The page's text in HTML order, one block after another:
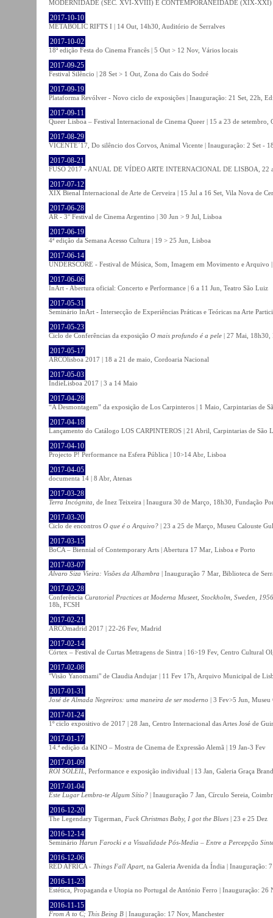
MODERNIDADE (SÉC. XVI-XVIII) E CONTEMPORANEIDADE (XIX-XXI)
2017-10-10
METABOLIC RIFTS I | 14 Out, 14h30, Auditório de Serralves
2017-10-02
18ª edição Festa do Cinema Francês | 5 Out > 12 Nov, Vários locais
2017-09-25
Festival Silêncio | 28 Set > 1 Out, Zona do Cais do Sodré
2017-09-19
Plataforma Revólver - Novo ciclo de exposições | Inauguração: 21 Set, 22h,
2017-09-11
Queer Lisboa – Festival Internacional de Cinema Queer | 15 a 23 de setembro,
2017-08-29
VICENTE´17, Do silêncio dos Corvos, Animal Vicente | Inauguração: 2 Set -
2017-08-21
FUSO 2017 - ANUAL DE VÍDEO ARTE INTERNACIONAL DE LISBOA, 22
2017-07-12
XIX Bienal Internacional de Arte de Cerveira | 15 Jul a 16 Set, Vila Nova de
2017-06-28
AR - 3° Festival de Cinema Argentino | 30 Jun > 9 Jul, Lisboa
2017-06-19
4ª edição da Semana Acesso Cultura | 19 > 25 Jun, Lisboa
2017-06-14
UNDERSCORE - Festival de Música, Som, Imagem em Movimento e Arquivo
2017-06-06
InArt - Abertura oficial: Concerto e Performance | 6 a 11 Jun, Teatro São Luiz
2017-05-31
Seminário InArt - Intersecção de Experiências Práticas e Teóricas na Arte
2017-05-23
Ciclo de Conferências da exposição O mais profundo é a pele | 27 Mai, 18h30,
2017-05-17
ARCOlisboa 2017 | 18 a 21 de maio, Cordoaria Nacional
2017-05-03
IndieLisboa 2017 | 3 a 14 Maio
2017-04-28
“A Desmontagem” da exposição de Los Carpinteros | 1 Maio, Carpintarias de
2017-04-18
Lançamento do Catálogo LOS CARPINTEROS | 21 Abril, Carpintarias de São
2017-04-10
Projecto P! Performance na Esfera Pública | 10>14 Abr, Lisboa
2017-04-05
documenta 14 | 8 Abr, Atenas
2017-03-28
Terra Incógnita , de Inez Teixeira | Inaugura 30 de Março, 18h30, Fundação
2017-03-20
Ciclo de encontros O que é o Arquivo? | 23 a 25 de Março, Museu Calouste
2017-03-15
BoCA – Biennial of Contemporary Arts | Abertura 17 Mar, Lisboa e Porto
2017-03-07
Álvaro Siza Vieira: Visões da Alhambra | Inauguração 7 Mar, Biblioteca de
2017-02-28
Conferência Curatorial Practices at Moderna Museet, Stockholm, Sweden,
18h, FCSH
2017-02-21
ARCOmadrid 2017 | 22-26 Fev, Madrid
2017-02-14
Córtex – Festival de Curtas Metragens de Sintra | 16>19 Fev, Centro Cultural
2017-02-08
"Visão Yanomami" de Claudia Andujar | 11 Fev 17h, Arquivo Municipal de
2017-01-31
José de Almada Negreiros: uma maneira de ser moderno | 3 Fev>5 Jun,
2017-01-24
1º ciclo expositivo de 2017 | 28 Jan, Centro Internacional das Artes José de
2017-01-17
14.ª edição da KINO – Mostra de Cinema de Expressão Alemã | 19 Jan-3 Fev
2017-01-09
ROI SOLEIL , Performance e exposição individual | 13 Jan, Galeria Graça
2017-01-04
Este Lugar Lembra-te Algum Sítio? | Inauguração 7 Jan, Círculo Sereia,
2016-12-20
The Legendary Tigerman, Fuck Christmas Baby, I got the Blues | 23 e 25 Dez
2016-12-14
Seminário Harun Farocki e a Visualidade Pós-Media – Entre a Percepção
2016-12-06
RED AFRICA - Things Fall Apart , na Galeria Avenida da Índia | Inauguração:
2016-11-23
Estética, Propaganda e Utopia no Portugal de António Ferro | Inauguração: 26
2016-11-15
From A to C; This Being B | Inauguração: 17 Nov, Manchester